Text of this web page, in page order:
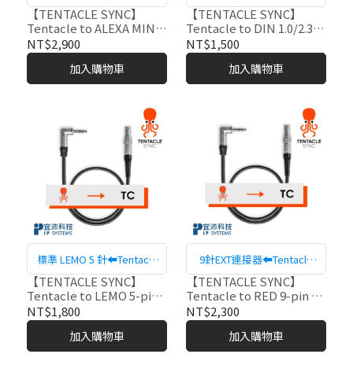
Tentacle Sync
【TENTACLE SYNC】
Tentacle to ALEXA MINI
時間碼轉接線-C13
NT$2,900
加入購物車
Sync
【TENTACLE SYNC】
Tentacle to DIN 1.0/2.3
時間碼轉接線-C22
NT$1,500
加入購物車
標準 LEMO 5 針⬅Tentacle
Sync
【TENTACLE SYNC】
Tentacle to LEMO 5-pin
時間碼轉接線-C02
NT$1,800
加入購物車
9針EXT連接器⬅Tentacle
Sync
【TENTACLE SYNC】
Tentacle to RED 9-pin 時
間碼轉接線-C21
NT$2,300
加入購物車